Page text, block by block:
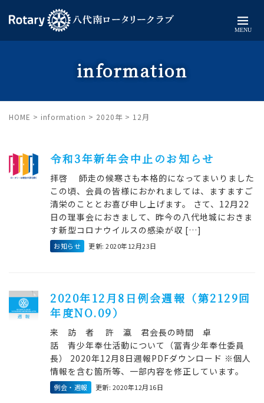
MENU
information
HOME > information > 2020年 > 12月
令和3年新年会中止のお知らせ
拝啓 師走の候寒さも本格的になってまいりました
この頃、会員の皆様におかれましては、ますますご
清栄のこととお喜び申し上げます。 さて、12月22
日の理事会におきまして、昨今の八代地城におきま
す新型コロナウイルスの感染が収 […]
お知らせ 更新: 2020年12月23日
2020年12月8日例会週報（第2129回
年度NO.09）
来 訪 者 許 瀛 君会長の時間 卓
話 青少年奉仕活動について（冨青少年奉仕委員
長） 2020年12月8日週報PDFダウンロード ※個人
情報を含む箇所等、一部内容を修正しています。
例会・週報 更新: 2020年12月16日